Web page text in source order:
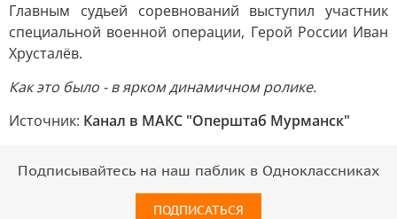
Главным судьей соревнований выступил участник
специальной военной операции, Герой России Иван
Хрусталёв.
Как это было - в ярком динамичном ролике.
Источник: Канал в МАКС "Оперштаб Мурманск"
Подписывайтесь на наш паблик в Одноклассниках
ПОДПИСАТЬСЯ